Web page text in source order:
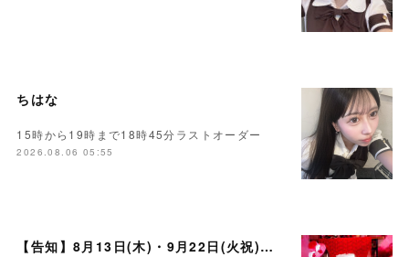
ちはな
15時から19時まで18時45分ラストオーダー
2026.08.06 05:55
【告知】8月13日(木)・9月22日(火祝)・10月10日(土)ゲスト まいかさん🍓